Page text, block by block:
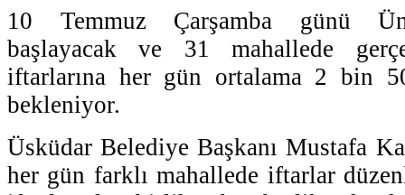
10 Temmuz Çarşamba günü
başlayacak ve 31 mahallede
iftarlarına her gün ortalama 2 bin
bekleniyor.
Üsküdar Belediye Başkanı Mustafa
her gün farklı mahallede iftarlar